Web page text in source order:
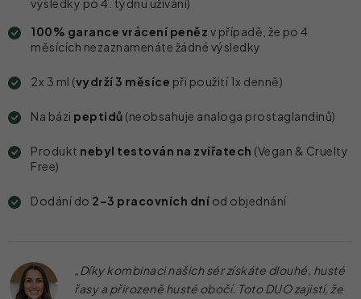
výsledky po 4. týdnu užívání)
100% garance vrácení peněz v případě, že po 4
měsících nezaznamenáte žádné výsledky
2x 3 ml (vydrží 3 měsíce při použití 1x denně)
Na bázi peptidů (neobsahuje analoga prostaglandinů)
Produkt nebyl testován na zvířatech (Vegan & Cruelty
Free)
Dodání do 2–3 pracovních dní od objednání
„Díky kombinaci našich sér získáte dlouhé, husté
řasy a přirozeně husté obočí. Toto DUO zajistí, že